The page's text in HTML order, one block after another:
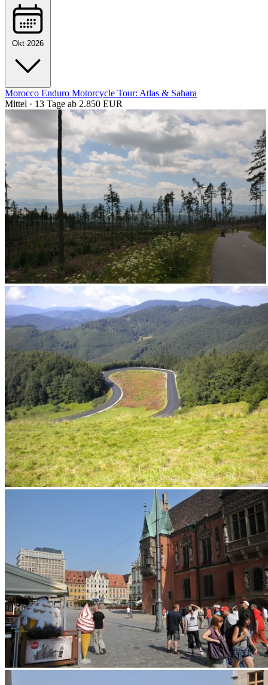
Okt 2026
Morocco Enduro Motorcycle Tour: Atlas & Sahara
Mittel · 13 Tage ab 2.850 EUR